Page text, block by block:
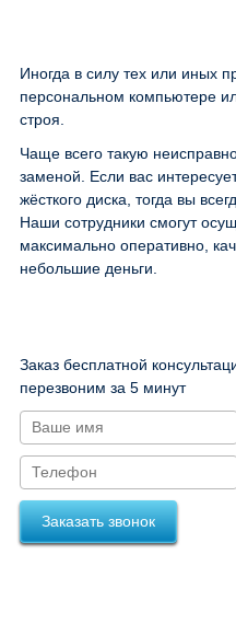
Иногда в силу тех или иных
персональном компьютере
строя.
Чаще всего такую
заменой. Если вас
жёсткого диска, тогда вы
Наши сотрудники смогут
максимально оперативно,
небольшие деньги.
Заказ бесплатной
перезвоним за 5 минут
Заказать звонок